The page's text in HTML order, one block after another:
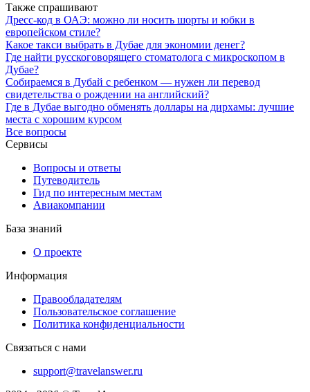
Также спрашивают
Дресс-код в ОАЭ: можно ли носить шорты и юбки в
европейском стиле?
Какое такси выбрать в Дубае для экономии денег?
Где найти русскоговорящего стоматолога с микроскопом в
Дубае?
Собираемся в Дубай с ребенком — нужен ли перевод
свидетельства о рождении на английский?
Где в Дубае выгодно обменять доллары на дирхамы: лучшие
места с хорошим курсом
Все вопросы
Сервисы
Вопросы и ответы
Путеводитель
Гид по интересным местам
Авиакомпании
База знаний
О проекте
Информация
Правообладателям
Пользовательское соглашение
Политика конфиденциальности
Связаться с нами
support@travelanswer.ru